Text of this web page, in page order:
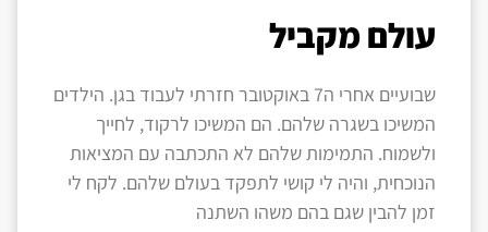
עולם מקביל
שבועיים אחרי ה7 באוקטובר חזרתי לעבוד בגן. הילדים
המשיכו בשגרה שלהם. הם המשיכו לרקוד, לחייך
ולשמוח. התמימות שלהם לא התכתבה עם המציאות
הנוכחית, והיה לי קושי לתפקד בעולם שלהם. לקח לי
זמן להבין שגם בהם משהו השתנה